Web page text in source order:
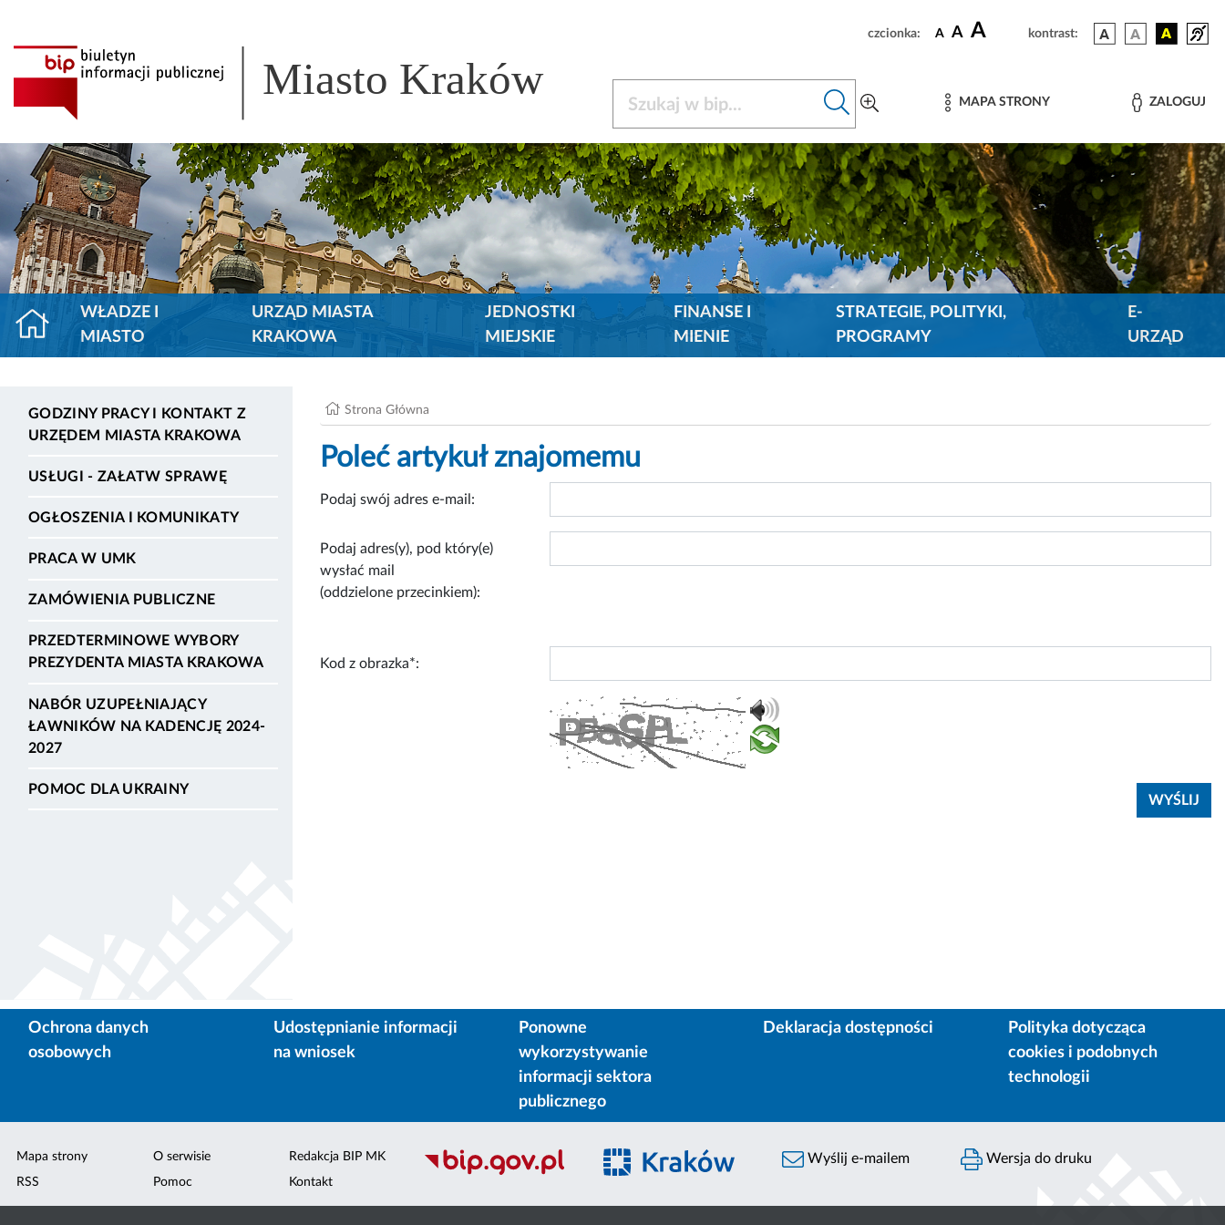
czcionka: A A A kontrast:
Miasto Kraków MAPA STRONY ZALOGUJ
WŁADZE I
MIASTO
URZĄD MIASTA
KRAKOWA
JEDNOSTKI
MIEJSKIE
FINANSE I
MIENIE
STRATEGIE, POLITYKI,
PROGRAMY
E-
URZĄD
GODZINY PRACY I KONTAKT Z
URZĘDEM MIASTA KRAKOWA
USŁUGI - ZAŁATW SPRAWĘ
OGŁOSZENIA I KOMUNIKATY
PRACA W UMK
ZAMÓWIENIA PUBLICZNE
PRZEDTERMINOWE WYBORY
PREZYDENTA MIASTA KRAKOWA
NABÓR UZUPEŁNIAJĄCY
ŁAWNIKÓW NA KADENCJĘ 2024-
2027
POMOC DLA UKRAINY
Strona Główna
Poleć artykuł znajomemu
Podaj swój adres e-mail:
Podaj adres(y), pod który(e)
wysłać mail
(oddzielone przecinkiem):
Kod z obrazka*:
Ochrona danych
osobowych
Udostępnianie informacji
na wniosek
Ponowne
wykorzystywanie
informacji sektora
publicznego
Deklaracja dostępności
Polityka dotycząca
cookies i podobnych
technologii
Mapa strony
RSS
O serwisie
Pomoc
Redakcja BIP MK
Kontakt
Wyślij e-mailem Wersja do druku